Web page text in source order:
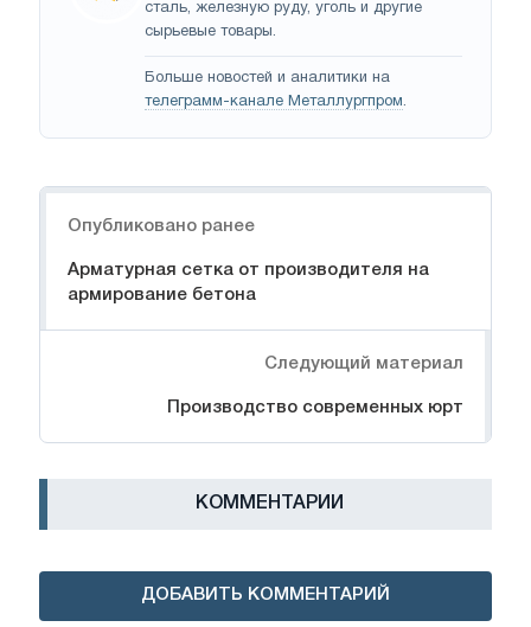
сталь, железную руду, уголь и другие
сырьевые товары.
Больше новостей и аналитики на
телеграмм-канале Металлургпром.
Опубликовано ранее
Арматурная сетка от производителя на
армирование бетона
Следующий материал
Производство современных юрт
КОММЕНТАРИИ
ДОБАВИТЬ КОММЕНТАРИЙ